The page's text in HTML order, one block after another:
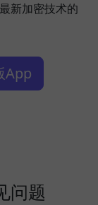
新加密技术的
App
问题